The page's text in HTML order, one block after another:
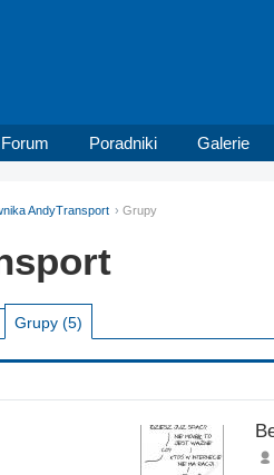
Forum Poradniki Galerie
AndyTransport Grupy
Grupy (5)